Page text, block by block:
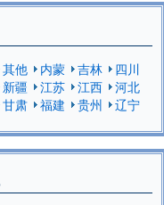
其他 内蒙 吉林
四川
新疆 江苏 江西
河北
甘肃 福建 贵州
辽宁